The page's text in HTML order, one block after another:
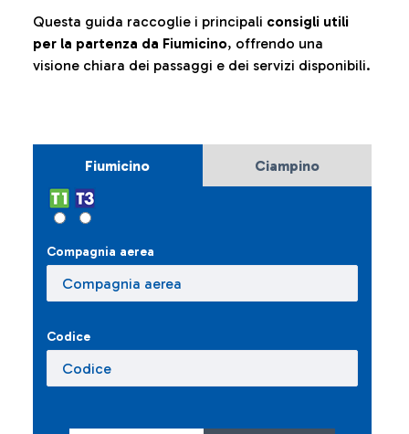
Questa guida raccoglie i principali consigli utili
per la partenza da Fiumicino, offrendo una
visione chiara dei passaggi e dei servizi disponibili.
Fiumicino Ciampino
Compagnia aerea
Codice